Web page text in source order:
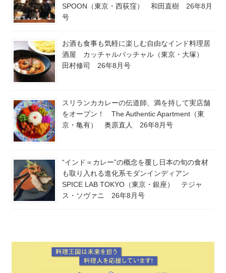
SPOON（東京・西荻窪） 和田直樹 26年8月
号
お酒も食事も気軽に楽しむ自由なインド料理居
酒屋 カッチャルバッチャル（東京・大塚）
田村修司 26年8月号
スリランカカレーの伝道師、満を持して実店舗
をオープン！ The Authentic Apartment（東
京・亀有） 奥原直人 26年8月号
“インド＝カレー”の概念を覆し日本の旬の食材
も取り入れる進化系モダンインディアン
SPICE LAB TOKYO（東京・銀座） テジャ
ス・ソヴァニ 26年8月号